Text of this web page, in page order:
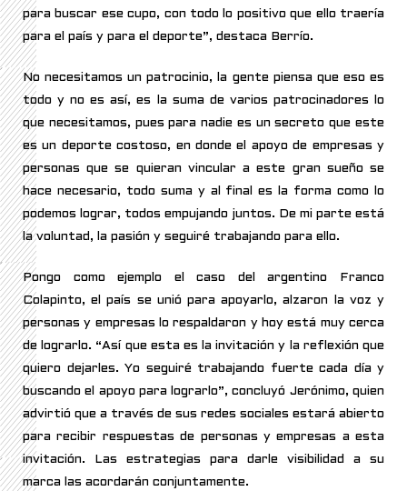
para buscar ese cupo, con todo lo positivo que ello traería
para el país y para el deporte”, destaca Berrío.
No necesitamos un patrocinio, la gente piensa que eso es
todo y no es así, es la suma de varios patrocinadores lo
que necesitamos, pues para nadie es un secreto que este
es un deporte costoso, en donde el apoyo de empresas y
personas que se quieran vincular a este gran sueño se
hace necesario, todo suma y al final es la forma como lo
podemos lograr, todos empujando juntos. De mi parte está
la voluntad, la pasión y seguiré trabajando para ello.
Pongo como ejemplo el caso del argentino Franco
Colapinto, el país se unió para apoyarlo, alzaron la voz y
personas y empresas lo respaldaron y hoy está muy cerca
de lograrlo. “Así que esta es la invitación y la reflexión que
quiero dejarles. Yo seguiré trabajando fuerte cada día y
buscando el apoyo para lograrlo”, concluyó Jerónimo, quien
advirtió que a través de sus redes sociales estará abierto
para recibir respuestas de personas y empresas a esta
invitación. Las estrategias para darle visibilidad a su
marca las acordarán conjuntamente.